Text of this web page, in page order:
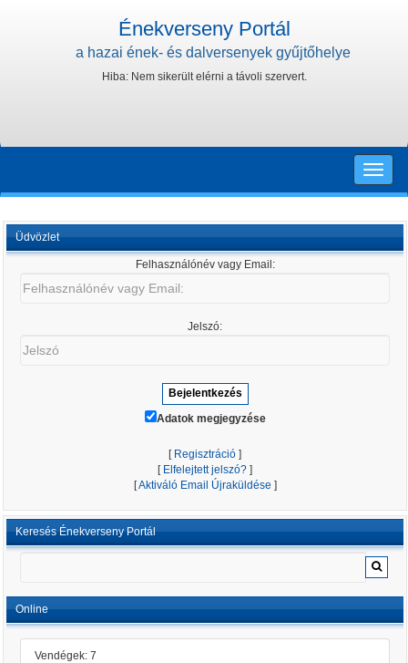
Énekverseny Portál
a hazai ének- és dalversenyek gyűjtőhelye
Hiba: Nem sikerült elérni a távoli szervert.
Toggle
Üdvözlet
Felhasználónév vagy Email:
Jelszó:
Adatok megjegyzése
[ Regisztráció ]
[ Elfelejtett jelszó? ]
[Aktiváló Email Újraküldése ]
Keresés Énekverseny Portál
Online
Vendégek: 7